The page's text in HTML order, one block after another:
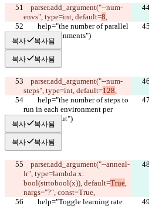
envs", type=int, default=8,
game environments")
복사 복사됨
복사 복사됨
steps", type=int, default=128,
run in each environment per
policy rollout")
복사 복사됨
복사 복사됨
lr", type=lambda x:
bool(strtobool(x)), default=True,
nargs="?", const=True,